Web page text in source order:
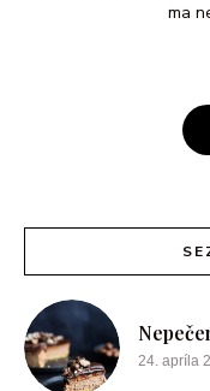
ma
24. apríla